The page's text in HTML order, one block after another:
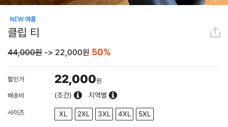
클립 티
44,000원 -> 22,000원 50%
할인가 22,000원
배송비
(조건) 지역별
사이즈 XL 2XL 3XL 4XL 5XL